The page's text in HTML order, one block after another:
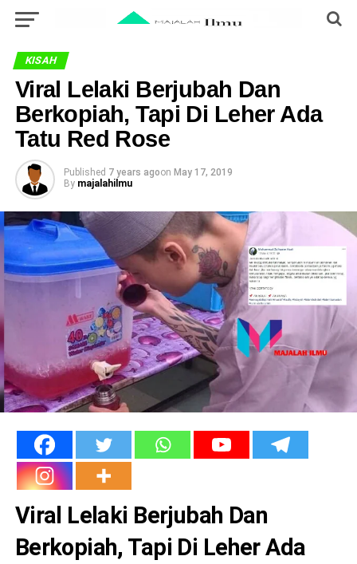
KISAH
Viral Lelaki Berjubah Dan
Berkopiah, Tapi Di Leher Ada
Tatu Red Rose
Published 7 years agoon May 17, 2019
By majalahilmu
Viral Lelaki Berjubah Dan
Berkopiah, Tapi Di Leher Ada